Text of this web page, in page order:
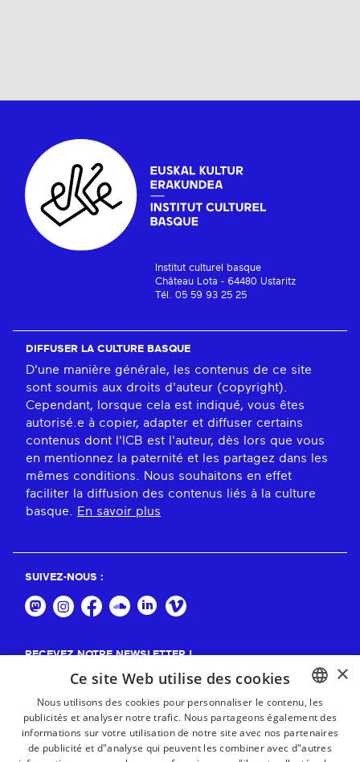
Institut culturel basque
Château Lota - 64480 Ustaritz
Tél. 05 59 93 25 25
DIFFUSER LA CULTURE BASQUE
D'une manière générale, les contenus de ce site
sont soumis aux droits d'auteur (copyright).
Cependant, lorsque cela est indiqué, vous êtes
autorisé.e à copier, adapter et diffuser certains
contenus dont l'ICB est l'auteur, dès lors que vous
en mentionnez la paternité et les partagez dans les
mêmes conditions. Nous souhaitons en effet
faciliter la diffusion des contenus liés à la culture
basque.
En savoir plus
SUIVEZ-NOUS :
RECEVEZ NOTRE NEWSLETTER !
BASQUE
FRENCH
×
Ce site Web utilise des cookies
Nous utilisons des cookies pour personnaliser le contenu, les
publicités et analyser notre trafic. Nous partageons également des
informations sur votre utilisation de notre site avec nos partenaires
de publicité et d"analyse qui peuvent les combiner avec d"autres